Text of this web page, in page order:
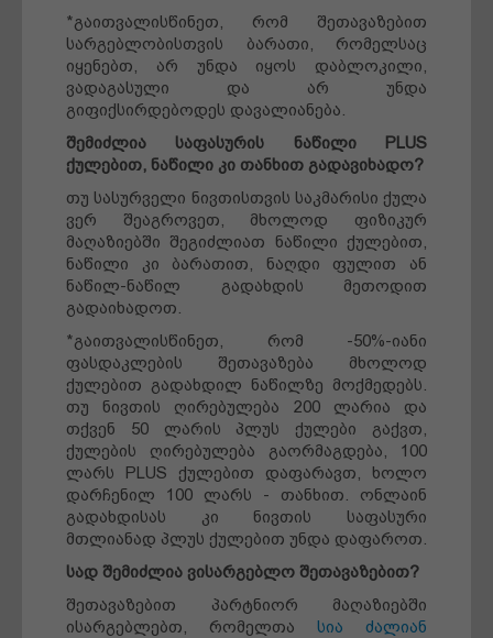
*გაითვალისწინეთ, რომ შეთავაზებით
სარგებლობისთვის ბარათი, რომელსაც
იყენებთ, არ უნდა იყოს დაბლოკილი,
ვადაგასული და არ უნდა
გიფიქსირდებოდეს დავალიანება.
შემიძლია საფასურის ნაწილი PLUS
ქულებით, ნაწილი კი თანხით გადავიხადო?
თუ სასურველი ნივთისთვის საკმარისი ქულა
ვერ შეაგროვეთ, მხოლოდ ფიზიკურ
მაღაზიებში შეგიძლიათ ნაწილი ქულებით,
ნაწილი კი ბარათით, ნაღდი ფულით ან
ნაწილ-ნაწილ გადახდის მეთოდით
გადაიხადოთ.
*გაითვალისწინეთ, რომ -50%-იანი
ფასდაკლების შეთავაზება მხოლოდ
ქულებით გადახდილ ნაწილზე მოქმედებს.
თუ ნივთის ღირებულება 200 ლარია და
თქვენ 50 ლარის პლუს ქულები გაქვთ,
ქულების ღირებულება გაორმაგდება, 100
ლარს PLUS ქულებით დაფარავთ, ხოლო
დარჩენილ 100 ლარს - თანხით. ონლაინ
გადახდისას კი ნივთის საფასური
მთლიანად პლუს ქულებით უნდა დაფაროთ.
სად შემიძლია ვისარგებლო შეთავაზებით?
შეთავაზებით პარტნიორ მაღაზიებში
ისარგებლებთ, რომელთა სია ძალიან